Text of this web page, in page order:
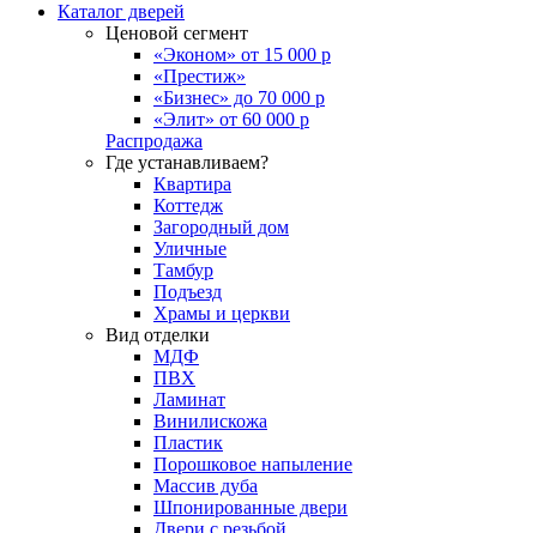
Каталог дверей
Ценовой сегмент
«Эконом» от 15 000 р
«Престиж»
«Бизнес» до 70 000 р
«Элит» от 60 000 р
Распродажа
Где устанавливаем?
Квартира
Коттедж
Загородный дом
Уличные
Тамбур
Подъезд
Храмы и церкви
Вид отделки
МДФ
ПВХ
Ламинат
Винилискожа
Пластик
Порошковое напыление
Массив дуба
Шпонированные двери